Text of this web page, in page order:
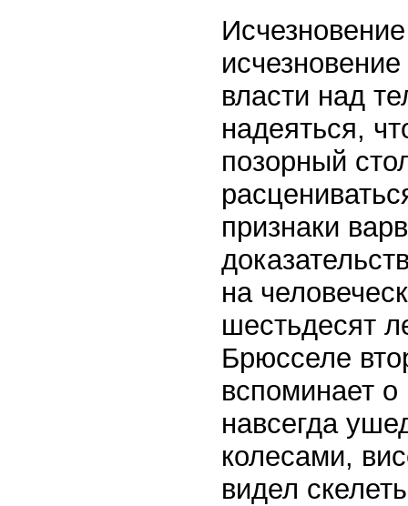
власти над
надеяться,
позорный
признаки
на
шестьдесят
Брюсселе
вспоминает о
навсегда
колесами,
видел